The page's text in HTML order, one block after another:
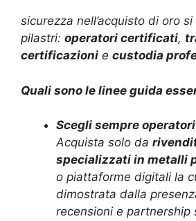
sicurezza nell’acquisto di oro
pilastri: operatori certificati,
certificazioni e custodia
Quali sono le linee guida
Scegli sempre
Acquista solo da
specializzati in metalli
o piattaforme digitali la
dimostrata dalla
recensioni e partnership